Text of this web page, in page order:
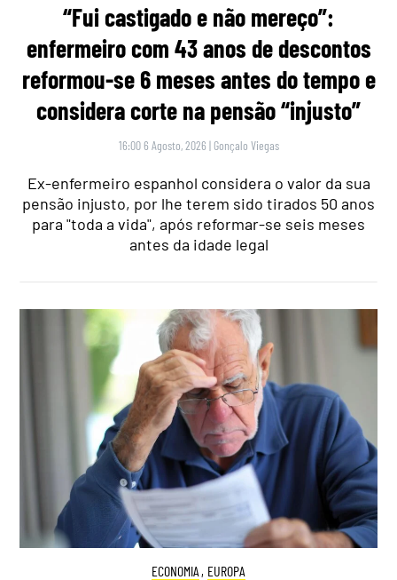
“Fui castigado e não mereço”:
enfermeiro com 43 anos de descontos
reformou-se 6 meses antes do tempo e
considera corte na pensão “injusto”
16:00 6 Agosto, 2026 | Gonçalo Viegas
Ex-enfermeiro espanhol considera o valor da sua
pensão injusto, por lhe terem sido tirados 50 anos
para "toda a vida", após reformar-se seis meses
antes da idade legal
ECONOMIA , EUROPA